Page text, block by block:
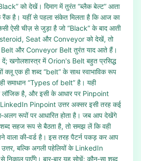
को देखें। दिमाग में तुरंत “ब्लैक बेल्ट” आता
रैंक है। यहीं से पहला संकेत मिलता है कि आज का
ऐसी चीज़ से जुड़ा है जो “Black” के बाद आती
Seat और Conveyor को देखें, तो
और Conveyor Belt तुरंत याद आते हैं।
खगोलशास्त्र में Orion's Belt बहुत प्रसिद्ध
क्लू एक ही शब्द “belt” के साथ स्वाभाविक रूप
समाधान “Types of belt” है। यही
है, और इसी के आधार पर Pinpoint
LinkedIn Pinpoint उत्तर अक्सर इसी तरह कई
रूपों पर आधारित होता है। जब आप देखेंगे
सहज रूप से बैठता है, तो समझ लें कि वही
वाला की‑वर्ड है। इस तरह पैटर्न पकड़ कर आप
बल्कि अगली पहेलियों के LinkedIn
निकाल पाएँगे। बार‑बार यह सोचें: कौन‑सा शब्द